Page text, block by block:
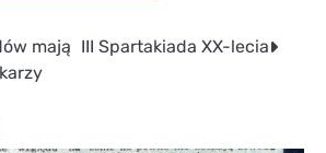
mają III Spartakiada XX-lecia